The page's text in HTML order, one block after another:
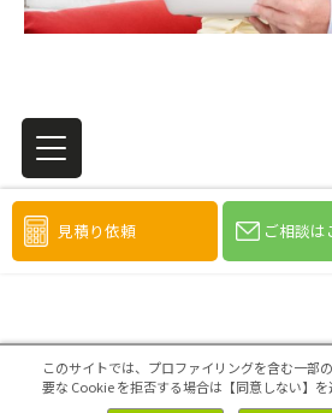
見積り依頼 ご相談は
このサイトでは、プロファイリングを含む一部
要な Cookie を拒否する場合は【同意しない】を